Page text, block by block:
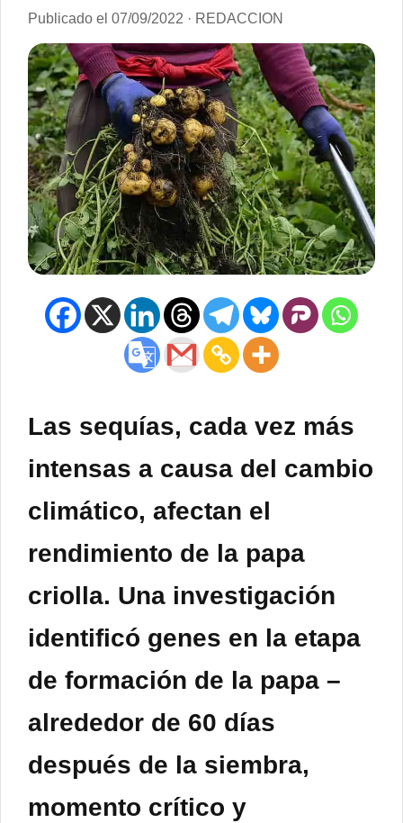
Publicado el 07/09/2022 · REDACCION
Las sequías, cada vez más
intensas a causa del cambio
climático, afectan el
rendimiento de la papa
criolla. Una investigación
identificó genes en la etapa
de formación de la papa –
alrededor de 60 días
después de la siembra,
momento crítico y